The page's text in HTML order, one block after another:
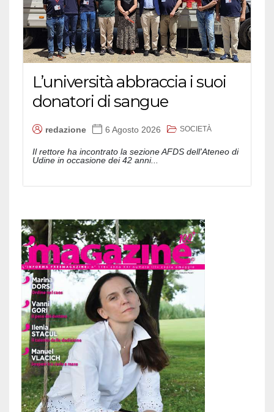
L’università abbraccia i suoi
donatori di sangue
redazione 6 Agosto 2026 SOCIETÀ
Il rettore ha incontrato la sezione AFDS dell'Ateneo di
Udine in occasione dei 42 anni...